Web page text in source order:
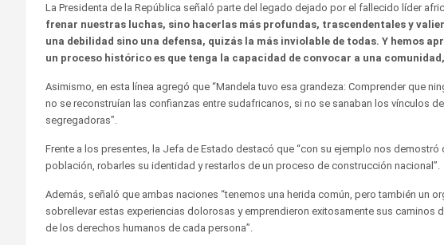
La Presidenta de la República señaló parte del legado dejado por el fallecido líder
frenar nuestras luchas, sino hacerlas más profundas, trascendentales y
una debilidad sino una defensa, quizás la más inviolable de todas. Y hemos
un proceso histórico es que tenga la capacidad de convocar a una
Asimismo, en esta línea agregó que “Mandela tuvo esa grandeza: Comprender que
no se reconstruían las confianzas entre sudafricanos, si no se sanaban los vínculos
segregadoras”.
Frente a los presentes, la Jefa de Estado destacó que “con su ejemplo nos
población, robarles su identidad y restarlos de un proceso de construcción nacional”.
Además, señaló que ambas naciones “tenemos una herida común, pero también un
sobrellevar estas experiencias dolorosas y emprendieron exitosamente sus caminos
de los derechos humanos de cada persona”.